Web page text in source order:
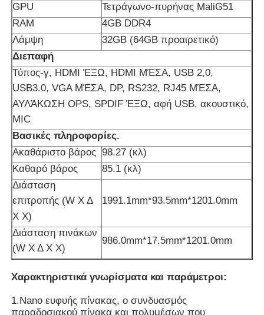
Ψηφιακός διαλογικός έξυπνος πίνακας
Κάθετο ψηφιακό σύστημα σηματοδότησης
Πάτωμα που στέκεται το διαλογικό περίπτερο
διαλογική επίπεδη οθόνη
Οριζόντιο περίπτερο οθόνης αφής
Διαλογικό whiteboard IR
Ευφυής πίνακας
Διαλογική επίπεδη οθόνη διασκέψεων
GPU
Τετράγωνο-πυρήνας MaliG51
RAM
4GB DDR4
Λάμψη
32GB (64GB προαιρετικό)
Διεπαφή
Τύπος-γ, HDMI ΈΞΩ, HDMI ΜΈΣΑ, USB 2,0,
USB3.0, VGA ΜΈΣΑ, DP, RS232, RJ45 ΜΈΣΑ,
ΑΥΛΆΚΩΣΗ OPS, SPDIF ΈΞΩ, αφή USB, ακουστικό,
MIC
Βασικές πληροφορίες.
Ακαθάριστο βάρος 98.27 (κλ)
Καθαρό βάρος
85.1 (κλ)
Διάσταση
επιτροπής (W Χ Δ
Χ Χ)
1991.1mm*93.5mm*1201.0mm
Διάσταση πινάκων
(W Χ Δ Χ Χ)
986.0mm*17.5mm*1201.0mm
Χαρακτηριστικά γνωρίσματα και παράμετροι:
1.Nano ευφυής πίνακας, ο συνδυασμός
παραδοσιακού πίνακα και πολυμέσων που